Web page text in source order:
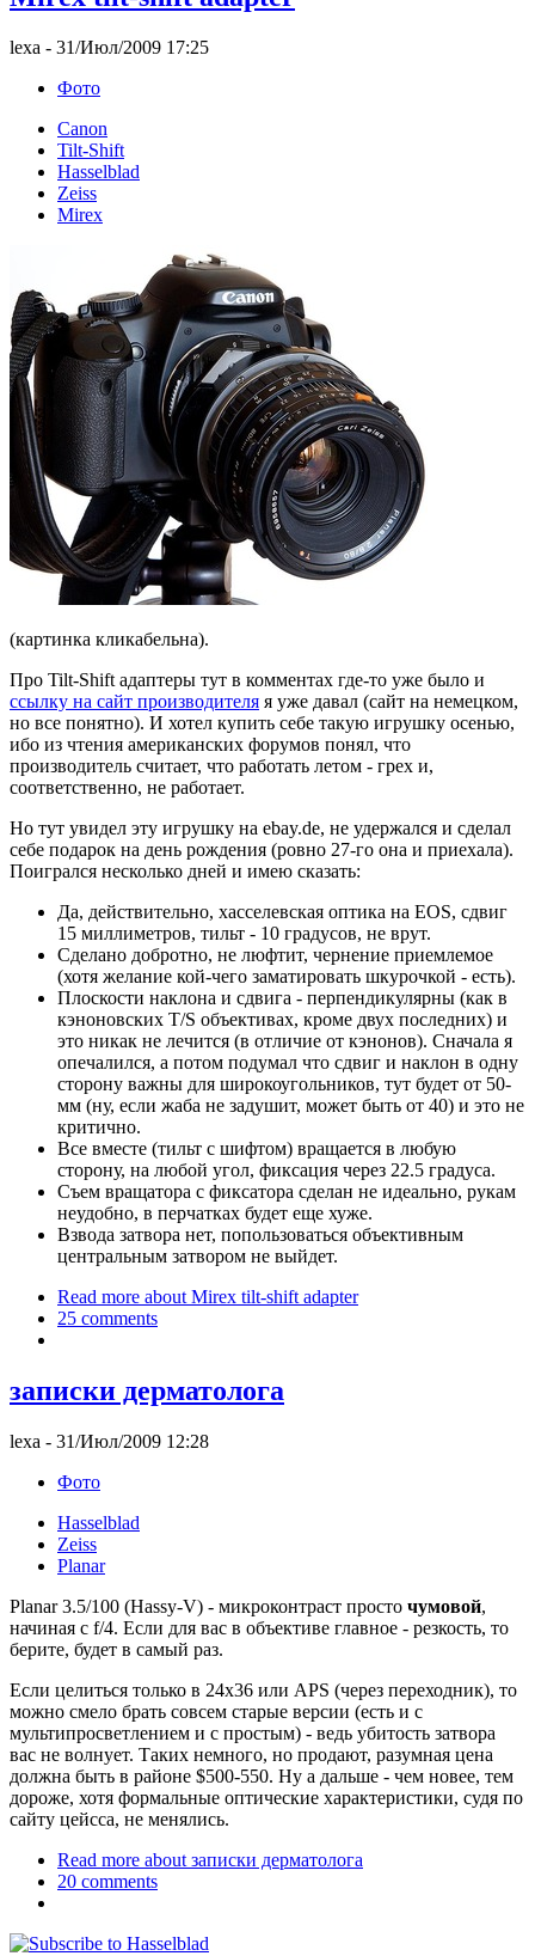
lexa - 31/Июл/2009 17:25
Фото
Canon
Tilt-Shift
Hasselblad
Zeiss
Mirex
(картинка кликабельна).
Про Tilt-Shift адаптеры тут в комментах где-то уже было и
ссылку на сайт производителя я уже давал (сайт на немецком,
но все понятно). И хотел купить себе такую игрушку осенью,
ибо из чтения американских форумов понял, что
производитель считает, что работать летом - грех и,
соответственно, не работает.
Но тут увидел эту игрушку на ebay.de, не удержался и сделал
себе подарок на день рождения (ровно 27-го она и приехала).
Поигрался несколько дней и имею сказать:
Да, действительно, хасселевская оптика на EOS, сдвиг
15 миллиметров, тильт - 10 градусов, не врут.
Сделано добротно, не люфтит, чернение приемлемое
(хотя желание кой-чего заматировать шкурочкой - есть).
Плоскости наклона и сдвига - перпендикулярны (как в
кэноновских T/S объективах, кроме двух последних) и
это никак не лечится (в отличие от кэнонов). Сначала я
опечалился, а потом подумал что сдвиг и наклон в одну
сторону важны для широкоугольников, тут будет от 50-
мм (ну, если жаба не задушит, может быть от 40) и это не
критично.
Все вместе (тильт с шифтом) вращается в любую
сторону, на любой угол, фиксация через 22.5 градуса.
Съем вращатора с фиксатора сделан не идеально, рукам
неудобно, в перчатках будет еще хуже.
Взвода затвора нет, попользоваться объективным
центральным затвором не выйдет.
Read more about Mirex tilt-shift adapter
25 comments
записки дерматолога
lexa - 31/Июл/2009 12:28
Фото
Hasselblad
Zeiss
Planar
Planar 3.5/100 (Hassy-V) - микроконтраст просто чумовой,
начиная с f/4. Если для вас в объективе главное - резкость, то
берите, будет в самый раз.
Если целиться только в 24x36 или APS (через переходник), то
можно смело брать совсем старые версии (есть и с
мультипросветлением и с простым) - ведь убитость затвора
вас не волнует. Таких немного, но продают, разумная цена
должна быть в районе $500-550. Ну а дальше - чем новее, тем
дороже, хотя формальные оптические характеристики, судя по
сайту цейсса, не менялись.
Read more about записки дерматолога
20 comments